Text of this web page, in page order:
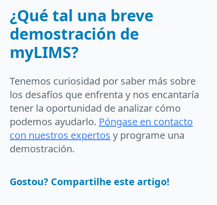
¿Qué tal una breve
demostración de
myLIMS?
Tenemos curiosidad por saber más sobre
los desafíos que enfrenta y nos encantaría
tener la oportunidad de analizar cómo
podemos ayudarlo. Póngase en contacto
con nuestros expertos y programe una
demostración.
Gostou? Compartilhe este artigo!